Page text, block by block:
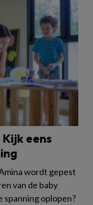
eens
wordt gepest
van de baby
spanning oplopen?